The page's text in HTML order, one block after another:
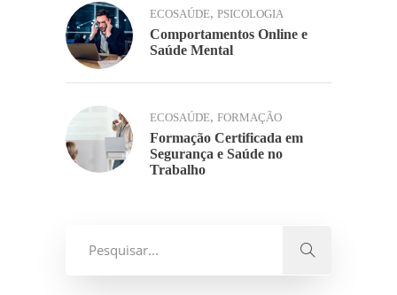
ECOSAÚDE, PSICOLOGIA
Comportamentos Online e
Saúde Mental
ECOSAÚDE, FORMAÇÃO
Formação Certificada em
Segurança e Saúde no
Trabalho